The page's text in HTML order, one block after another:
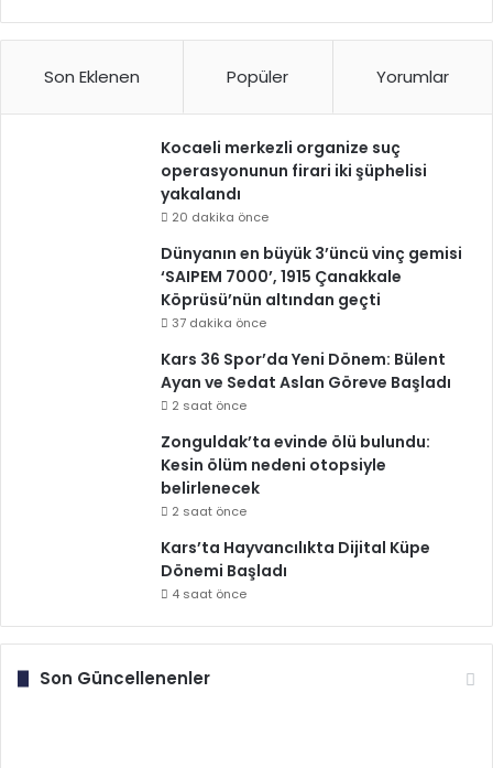
Son Eklenen Popüler Yorumlar
Kocaeli merkezli organize suç
operasyonunun firari iki şüphelisi
yakalandı
20 dakika önce
Dünyanın en büyük 3’üncü vinç gemisi
‘SAIPEM 7000’, 1915 Çanakkale
Köprüsü’nün altından geçti
37 dakika önce
Kars 36 Spor’da Yeni Dönem: Bülent
Ayan ve Sedat Aslan Göreve Başladı
2 saat önce
Zonguldak’ta evinde ölü bulundu:
Kesin ölüm nedeni otopsiyle
belirlenecek
2 saat önce
Kars’ta Hayvancılıkta Dijital Küpe
Dönemi Başladı
4 saat önce
Son Güncellenenler